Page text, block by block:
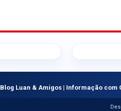
Blog Luan & Amigos | Informação